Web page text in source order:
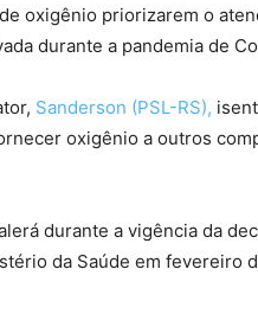
oxigênio priorizarem o
durante a pandemia de
Sanderson (PSL-RS),
oxigênio a outros
durante a vigência da
da Saúde em fevereiro